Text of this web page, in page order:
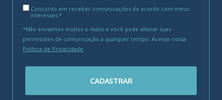
Concordo em receber comunicações de acordo com meus
interesses.*
*Não enviamos muitos e-mails e você pode alterar suas
permissões de comunicação a qualquer tempo. Acesse nossa
Política de Privacidade.
CADASTRAR